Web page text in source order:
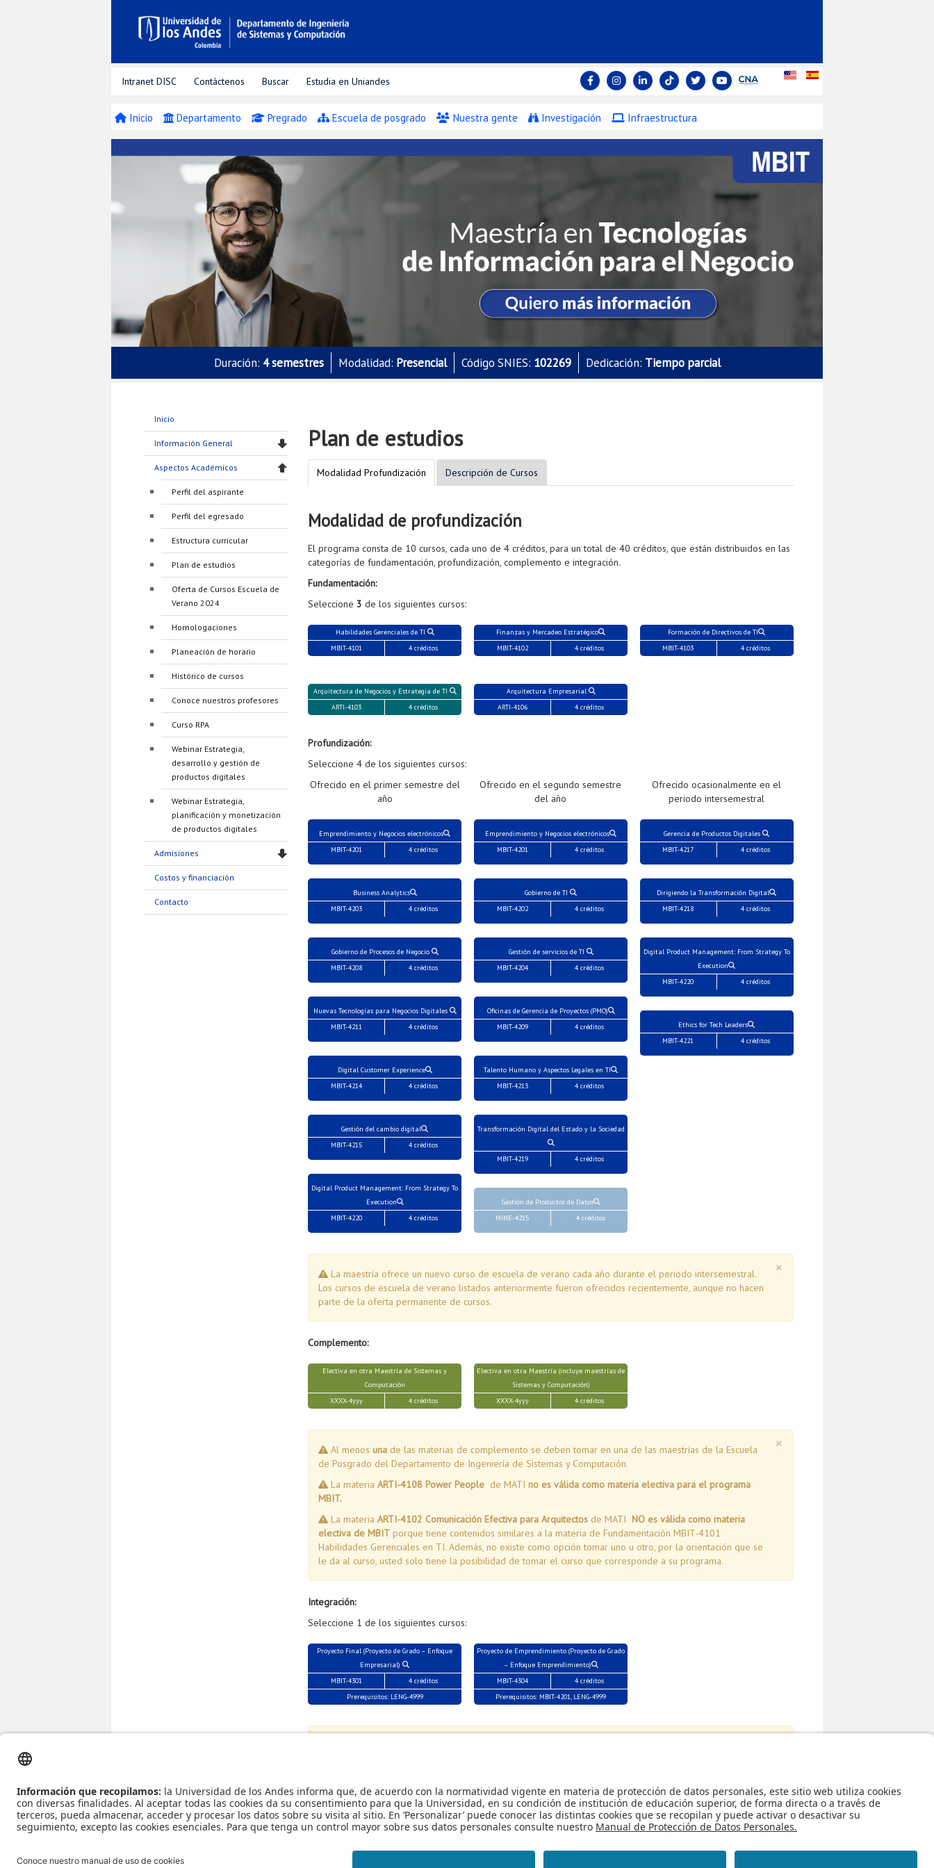
Intranet DISC Contáctenos Buscar Estudia en Uniandes
Inicio Departamento Pregrado Escuela de posgrado Nuestra gente Investigación Infraestructura
Duración: 4 semestres Modalidad: Presencial Código SNIES: 102269 Dedicación: Tiempo parcial
Inicio
Información General
Aspectos Académicos
Perfil del aspirante
Perfil del egresado
Estructura curricular
Plan de estudios
Oferta de Cursos Escuela de
Verano 2024
Homologaciones
Planeación de horario
Histórico de cursos
Conoce nuestros profesores
Curso RPA
Webinar Estrategia,
desarrollo y gestión de
productos digitales
Webinar Estrategia,
planificación y monetización
de productos digitales
Admisiones
Costos y financiación
Contacto
Plan de estudios
Modalidad Profundización Descripción de Cursos
Modalidad de profundización
El programa consta de 10 cursos, cada uno de 4 créditos, para un total de 40 créditos, que están distribuidos en las
categorías de fundamentación, profundización, complemento e integración.
Fundamentación:
Seleccione 3 de los siguientes cursos:
Habilidades Gerenciales de TI
MBIT-4101
4 créditos
Finanzas y Mercadeo Estratégico
MBIT-4102
4 créditos
Formación de Directivos de TI
MBIT-4103
4 créditos
Arquitectura de Negocios y Estrategia de TI
ARTI-4103
4 créditos
Arquitectura Empresarial
ARTI-4106
4 créditos
Profundización:
Seleccione 4 de los siguientes cursos:
Ofrecido en el primer semestre del
año
Emprendimiento y Negocios electrónicos
MBIT-4201
4 créditos
Business Analytics
MBIT-4203
4 créditos
Gobierno de Procesos de Negocio
MBIT-4208
4 créditos
Nuevas Tecnologías para Negocios Digitales
MBIT-4211
4 créditos
Digital Customer Experience
MBIT-4214
4 créditos
Gestión del cambio digital
MBIT-4215
4 créditos
Digital Product Management: From Strategy To
Execution
MBIT-4220
4 créditos
Ofrecido en el segundo semestre
del año
Emprendimiento y Negocios electrónicos
MBIT-4201
4 créditos
Gobierno de TI
MBIT-4202
4 créditos
Gestión de servicios de TI
MBIT-4204
4 créditos
Oficinas de Gerencia de Proyectos (PMO)
MBIT-4209
4 créditos
Talento Humano y Aspectos Legales en TI
MBIT-4213
4 créditos
Transformación Digital del Estado y la Sociedad
MBIT-4219 4 créditos
Gestión de Productos de Datos
MINE-4215
4 créditos
Ofrecido ocasionalmente en el
periodo intersemestral
Gerencia de Productos Digitales
MBIT-4217
4 créditos
Dirigiendo la Transformación Digital
MBIT-4218
4 créditos
Digital Product Management: From Strategy To
Execution
MBIT-4220
4 créditos
Ethics for Tech Leaders
MBIT-4221
4 créditos
×
La maestría ofrece un nuevo curso de escuela de verano cada año durante el periodo intersemestral.
Los cursos de escuela de verano listados anteriormente fueron ofrecidos recientemente, aunque no hacen
parte de la oferta permanente de cursos.
Complemento:
Electiva en otra Maestría de Sistemas y
Computación
XXXX-4yyy
4 créditos
Electiva en otra Maestría (incluye maestrías de
Sistemas y Computación)
XXXX-4yyy
4 créditos
×
Al menosuna de las materias de complemento se deben tomar en una de las maestrías de la Escuela
de Posgrado del Departamento de Ingeniería de Sistemas y Computación.
La materiaARTI-4108 Power People de MATIno es válida como materia electiva para el programa
MBIT.
La materiaARTI-4102 Comunicación Efectiva para Arquitectos de MATI NO es válida como materia
electiva de MBIT porque tiene contenidos similares a la materia de Fundamentación MBIT-4101
Habilidades Gerenciales en TI. Además, no existe como opción tomar uno u otro, por la orientación que se
le da al curso, usted solo tiene la posibilidad de tomar el curso que corresponde a su programa.
Integración:
Seleccione 1 de los siguientes cursos:
Proyecto Final (Proyecto de Grado – Enfoque
Empresarial)
MBIT-4301
4 créditos
Prerequisitos: LENG-4999
Proyecto de Emprendimiento (Proyecto de Grado
– Enfoque Emprendimiento)
MBIT-4304
4 créditos
Prerequisitos: MBIT-4201, LENG-4999
×